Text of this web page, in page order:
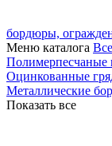
бордюры,
Меню каталога
Полимерпесчаные
Оцинкованные
Металлические
Показать все